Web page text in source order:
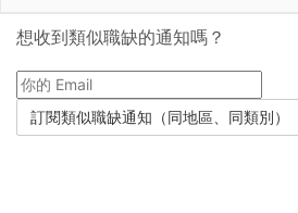
想收到類似職缺的通知嗎？